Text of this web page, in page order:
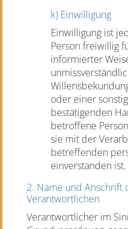
k) Einwilligung
Einwilligung ist
Person freiwillig
informierter
oder einer
bestätigenden
betroffene
sie mit der
betreffenden
einverstanden ist.
2. Name und Anschrift
Verantwortlichen
Verantwortlicher im